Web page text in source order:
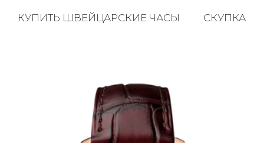
КУПИТЬ ШВЕЙЦАРСКИЕ ЧАСЫ СКУПКА